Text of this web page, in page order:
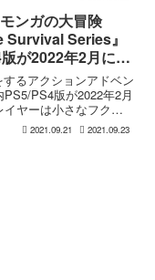
クス版が3,278円（...
ンガの大冒険
Survival Series』
が2022年2月にリ
るアクションアドベン
PS4版が2022年2月
ヤーは小さなフクロ
2021.09.21 2021.09.23